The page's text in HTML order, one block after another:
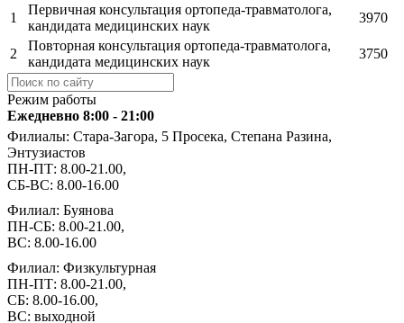
1
Первичная консультация ортопеда-травматолога,
кандидата медицинских наук
3970
2
Повторная консультация ортопеда-травматолога,
кандидата медицинских наук
3750
Режим работы
Ежедневно 8:00 - 21:00
Филиалы: Стара-Загора, 5 Просека, Степана Разина,
Энтузиастов
ПН-ПТ: 8.00-21.00,
СБ-ВС: 8.00-16.00
Филиал: Буянова
ПН-СБ: 8.00-21.00,
ВС: 8.00-16.00
Филиал: Физкультурная
ПН-ПТ: 8.00-21.00,
СБ: 8.00-16.00,
ВС: выходной